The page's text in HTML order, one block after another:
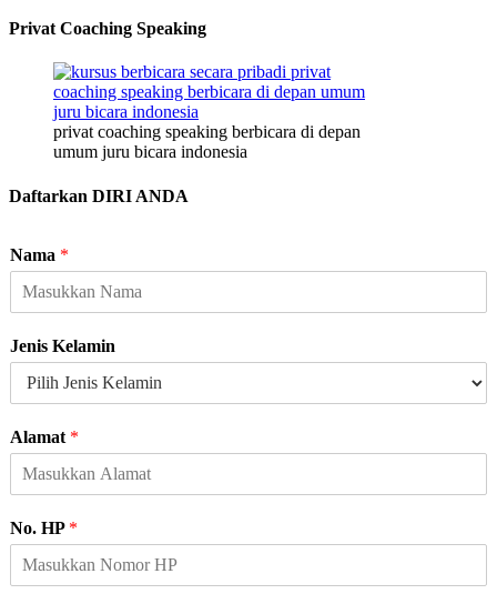
Privat Coaching Speaking
privat coaching speaking berbicara di depan
umum juru bicara indonesia
Daftarkan DIRI ANDA
Nama *
Jenis Kelamin
P
e
a
m
i
Alamat *
No. HP *